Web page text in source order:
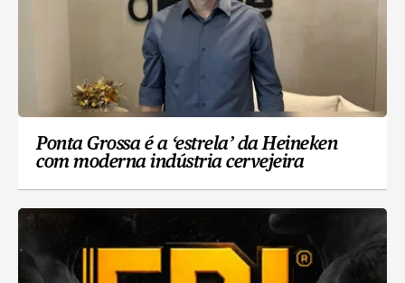
Ponta Grossa é a ‘estrela’ da Heineken
com moderna indústria cervejeira